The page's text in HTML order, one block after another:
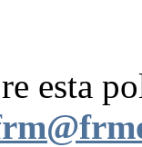
esta